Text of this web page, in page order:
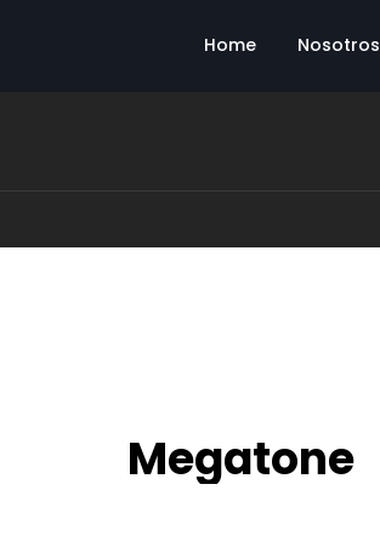
Home Nosotros
Megatone